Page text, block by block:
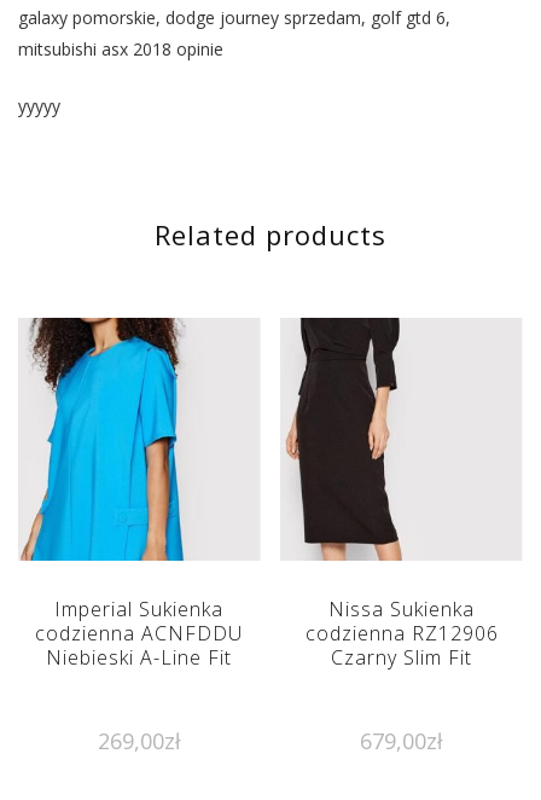
galaxy pomorskie, dodge journey sprzedam, golf gtd 6,
mitsubishi asx 2018 opinie
yyyyy
Related products
Imperial Sukienka
codzienna ACNFDDU
Niebieski A-Line Fit
269,00zł
Nissa Sukienka
codzienna RZ12906
Czarny Slim Fit
679,00zł